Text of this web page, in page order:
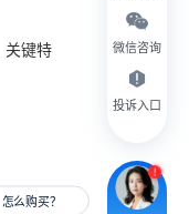
关键特
。其关
微信咨询
投诉入口
怎么购买？ 有人对接